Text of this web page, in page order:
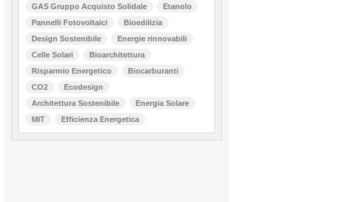
GAS Gruppo Acquisto Solidale
Etanolo
Pannelli Fotovoltaici
Bioedilizia
Design Sostenibile
Energie rinnovabili
Celle Solari
Bioarchitettura
Risparmio Energetico
Biocarburanti
CO2
Ecodesign
Architettura Sostenibile
Energia Solare
MIT
Efficienza Energetica